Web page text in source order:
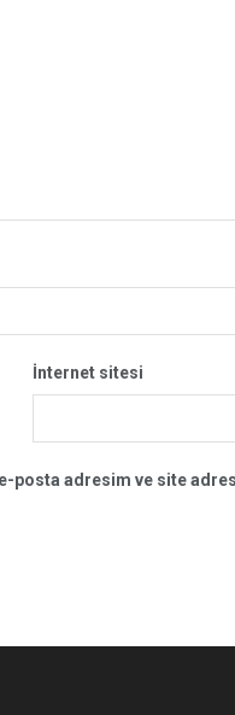
İnternet sitesi
posta adresim ve site